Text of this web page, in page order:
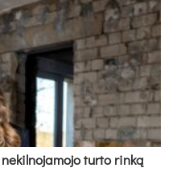
turto rinką